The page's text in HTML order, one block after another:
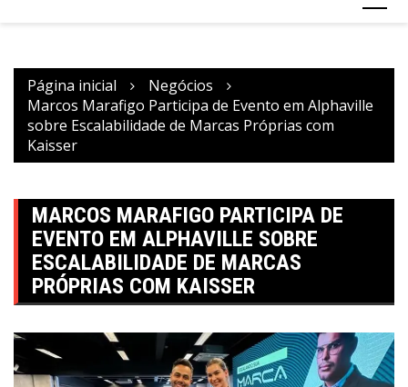
Página inicial
Negócios
Marcos Marafigo Participa de Evento em Alphaville
sobre Escalabilidade de Marcas Próprias com
Kaisser
MARCOS MARAFIGO PARTICIPA DE
EVENTO EM ALPHAVILLE SOBRE
ESCALABILIDADE DE MARCAS
PRÓPRIAS COM KAISSER